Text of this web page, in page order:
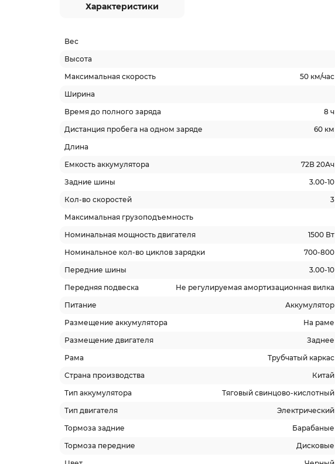
Характеристики
Вес
Высота
Максимальная скорость
50 км/час
Ширина
Время до полного заряда
8 ч
Дистанция пробега на одном заряде
60 км
Длина
Емкость аккумулятора
72В 20Ач
Задние шины
3.00-10
Кол-во скоростей
3
Максимальная грузоподъемность
Номинальная мощность двигателя
1500 Вт
Номинальное кол-во циклов зарядки
700-800
Передние шины
3.00-10
Передняя подвеска
Не регулируемая амортизационная вилка
Питание
Аккумулятор
Размещение аккумулятора
На раме
Размещение двигателя
Заднее
Рама
Трубчатый каркас
Страна производства
Китай
Тип аккумулятора
Тяговый свинцово-кислотный
Тип двигателя
Электрический
Тормоза задние
Барабаные
Тормоза передние
Дисковые